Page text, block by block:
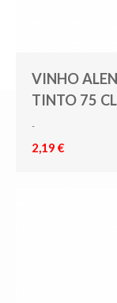
VINHO
TINTO 75 CL
-
2,19 €